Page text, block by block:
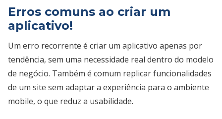
Erros comuns ao criar um
aplicativo!
Um erro recorrente é criar um aplicativo apenas por
tendência, sem uma necessidade real dentro do modelo
de negócio. Também é comum replicar funcionalidades
de um site sem adaptar a experiência para o ambiente
mobile, o que reduz a usabilidade.